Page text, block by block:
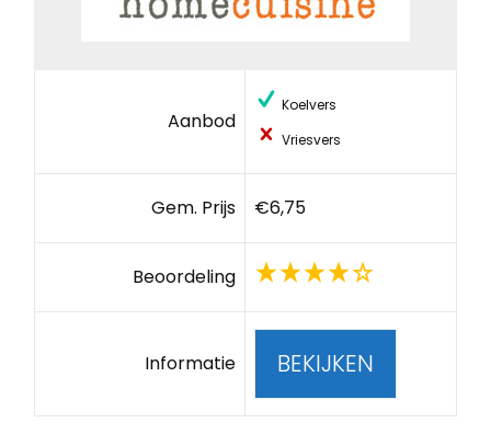
Aanbod
Koelvers
Vriesvers
Gem. Prijs €6,75
Beoordeling
Informatie BEKIJKEN